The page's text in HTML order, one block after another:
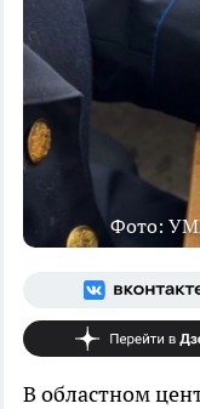
Фото:
В областном